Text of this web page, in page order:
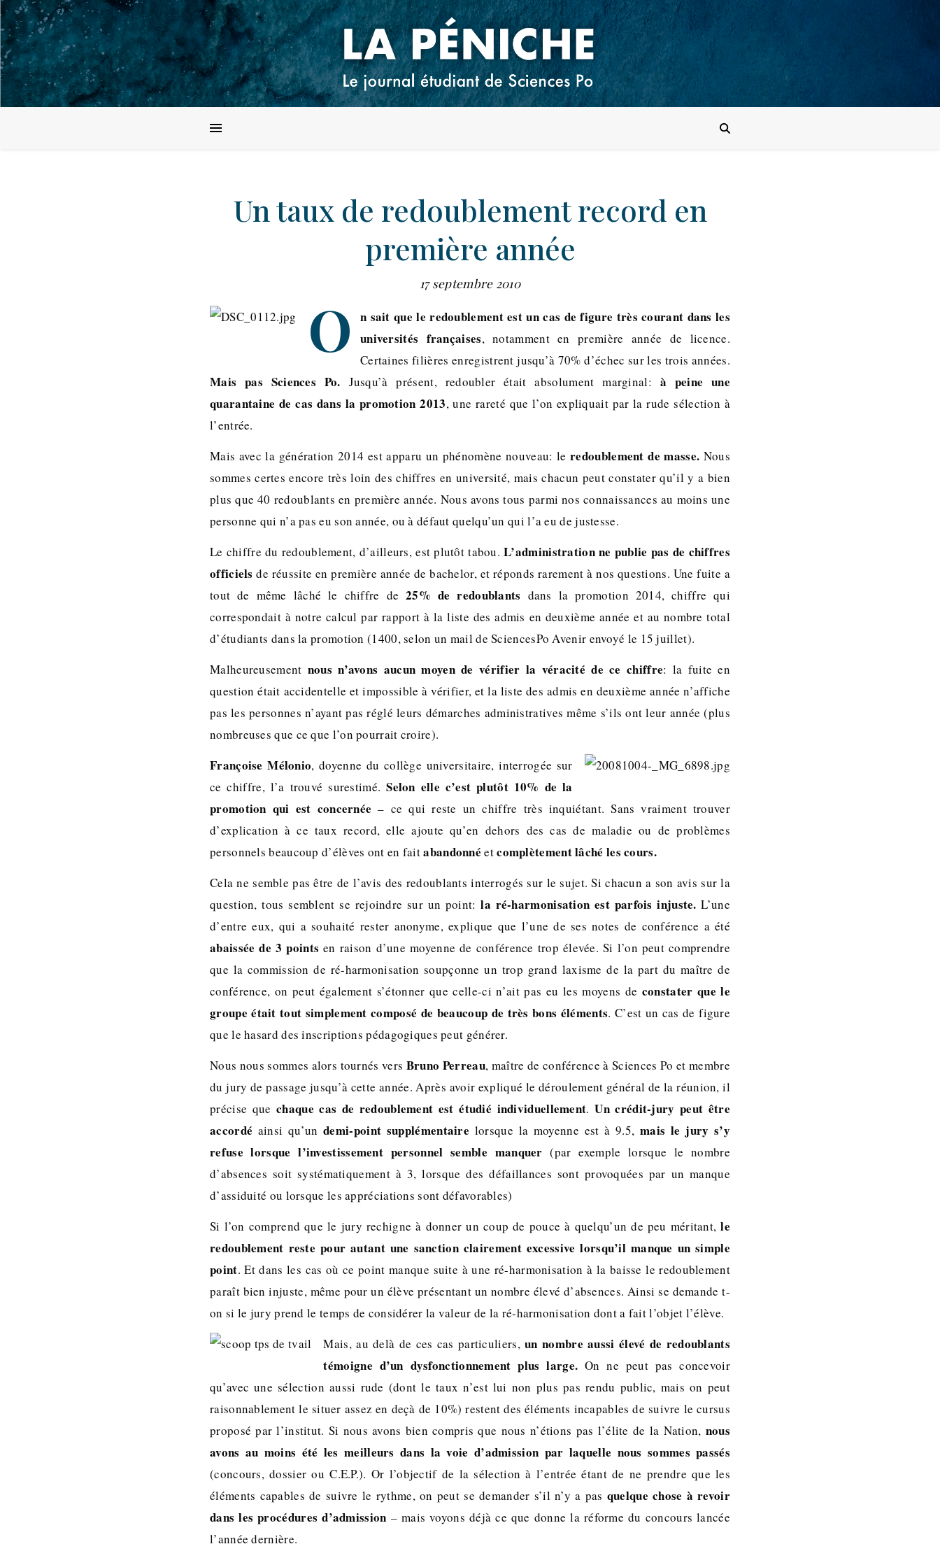
Un taux de redoublement record en
première année
17 septembre 2010
O n sait que le redoublement est un cas de figure très courant dans les
universités françaises, notamment en première année de licence.
Certaines filières enregistrent jusqu’à 70% d’échec sur les trois années.
Mais pas Sciences Po. Jusqu’à présent, redoubler était absolument marginal: à peine une
quarantaine de cas dans la promotion 2013, une rareté que l’on expliquait par la rude sélection à
l’entrée.
Mais avec la génération 2014 est apparu un phénomène nouveau: leredoublement de masse. Nous
sommes certes encore très loin des chiffres en université, mais chacun peut constater qu’il y a bien
plus que 40 redoublants en première année. Nous avons tous parmi nos connaissances au moins une
personne qui n’a pas eu son année, ou à défaut quelqu’un qui l’a eu de justesse.
Le chiffre du redoublement, d’ailleurs, est plutôt tabou.L’administration ne publie pas de chiffres
officiels de réussite en première année de bachelor, et réponds rarement à nos questions. Une fuite a
tout de même lâché le chiffre de 25% de redoublants dans la promotion 2014, chiffre qui
correspondait à notre calcul par rapport à la liste des admis en deuxième année et au nombre total
d’étudiants dans la promotion (1400, selon un mail de SciencesPo Avenir envoyé le 15 juillet).
Malheureusement nous n’avons aucun moyen de vérifier la véracité de ce chiffre: la fuite en
question était accidentelle et impossible à vérifier, et la liste des admis en deuxième année n’affiche
pas les personnes n’ayant pas réglé leurs démarches administratives même s’ils ont leur année (plus
nombreuses que ce que l’on pourrait croire).
Françoise Mélonio, doyenne du collège universitaire, interrogée sur
ce chiffre, l’a trouvé surestimé.Selon elle c’est plutôt 10% de la
promotion qui est concernée – ce qui reste un chiffre très inquiétant. Sans vraiment trouver
d’explication à ce taux record, elle ajoute qu’en dehors des cas de maladie ou de problèmes
personnels beaucoup d’élèves ont en faitabandonné etcomplètement lâché les cours.
Cela ne semble pas être de l’avis des redoublants interrogés sur le sujet. Si chacun a son avis sur la
question, tous semblent se rejoindre sur un point: la ré-harmonisation est parfois injuste. L’une
d’entre eux, qui a souhaité rester anonyme, explique que l’une de ses notes de conférence a été
abaissée de 3 points en raison d’une moyenne de conférence trop élevée. Si l’on peut comprendre
que la commission de ré-harmonisation soupçonne un trop grand laxisme de la part du maître de
conférence, on peut également s’étonner que celle-ci n’ait pas eu les moyens de constater que le
groupe était tout simplement composé de beaucoup de très bons éléments. C’est un cas de figure
que le hasard des inscriptions pédagogiques peut générer.
Nous nous sommes alors tournés vers Bruno Perreau, maître de conférence à Sciences Po et membre
du jury de passage jusqu’à cette année. Après avoir expliqué le déroulement général de la réunion, il
précise que chaque cas de redoublement est étudié individuellement.Un crédit-jury peut être
accordé ainsi qu’undemi-point supplémentaire lorsque la moyenne est à 9.5,mais le jury s’y
refuse lorsque l’investissement personnel semble manquer (par exemple lorsque le nombre
d’absences soit systématiquement à 3, lorsque des défaillances sont provoquées par un manque
d’assiduité ou lorsque les appréciations sont défavorables)
Si l’on comprend que le jury rechigne à donner un coup de pouce à quelqu’un de peu méritant,le
redoublement reste pour autant une sanction clairement excessive lorsqu’il manque un simple
point. Et dans les cas où ce point manque suite à une ré-harmonisation à la baisse le redoublement
paraît bien injuste, même pour un élève présentant un nombre élevé d’absences. Ainsi se demande t-
on si le jury prend le temps de considérer la valeur de la ré-harmonisation dont a fait l’objet l’élève.
Mais, au delà de ces cas particuliers,un nombre aussi élevé de redoublants
témoigne d’un dysfonctionnement plus large. On ne peut pas concevoir
qu’avec une sélection aussi rude (dont le taux n’est lui non plus pas rendu public, mais on peut
raisonnablement le situer assez en deçà de 10%) restent des éléments incapables de suivre le cursus
proposé par l’institut. Si nous avons bien compris que nous n’étions pas l’élite de la Nation, nous
avons au moins été les meilleurs dans la voie d’admission par laquelle nous sommes passés
(concours, dossier ou C.E.P.). Or l’objectif de la sélection à l’entrée étant de ne prendre que les
éléments capables de suivre le rythme, on peut se demander s’il n’y a pas quelque chose à revoir
dans les procédures d’admission – mais voyons déjà ce que donne la réforme du concours lancée
l’année dernière.